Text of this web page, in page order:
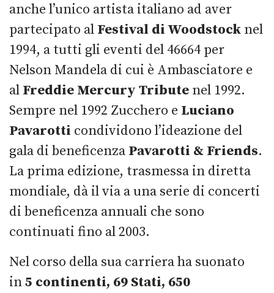
anche l’unico artista italiano ad aver
partecipato al Festival di Woodstock nel
1994, a tutti gli eventi del 46664 per
Nelson Mandela di cui è Ambasciatore e
al Freddie Mercury Tribute nel 1992.
Sempre nel 1992 Zucchero e Luciano
Pavarotti condividono l’ideazione del
gala di beneficenza Pavarotti & Friends.
La prima edizione, trasmessa in diretta
mondiale, dà il via a una serie di concerti
di beneficenza annuali che sono
continuati fino al 2003.
Nel corso della sua carriera ha suonato
in5 continenti, 69 Stati, 650